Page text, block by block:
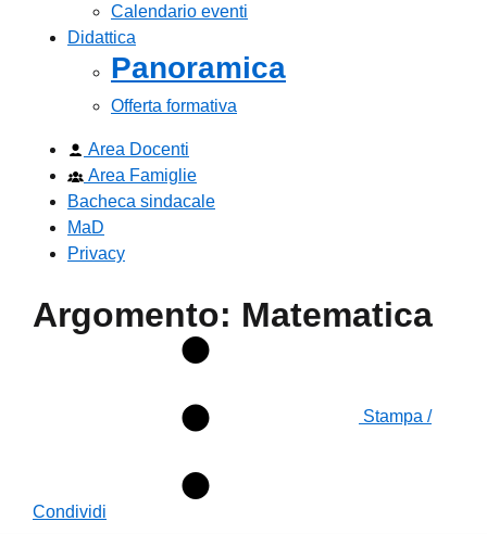
Calendario eventi
Didattica
Panoramica
Offerta formativa
Area Docenti
Area Famiglie
Bacheca sindacale
MaD
Privacy
Argomento: Matematica
Stampa /
Condividi